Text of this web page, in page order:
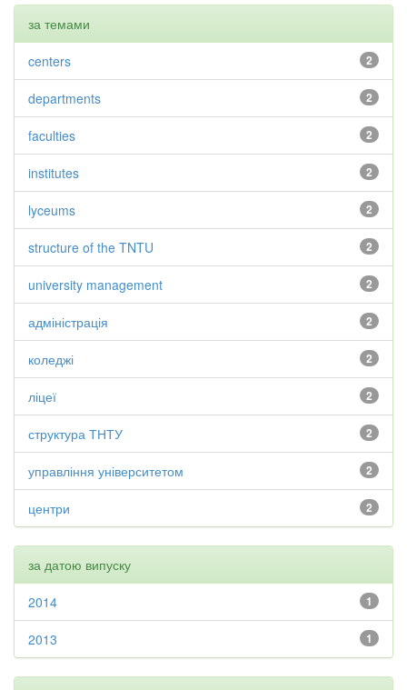
за темами
2
centers
2
departments
2
faculties
2
institutes
2
lyceums
2
structure of the TNTU
2
university management
2
адміністрація
2
коледжі
2
ліцеї
2
структура ТНТУ
2
управління університетом
2
центри
за датою випуску
1
2014
1
2013